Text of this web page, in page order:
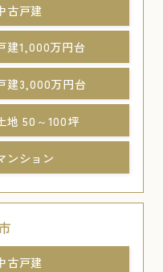
古戸建
建1,000万円台
建3,000万円台
地 50～100坪
ンション
古戸建